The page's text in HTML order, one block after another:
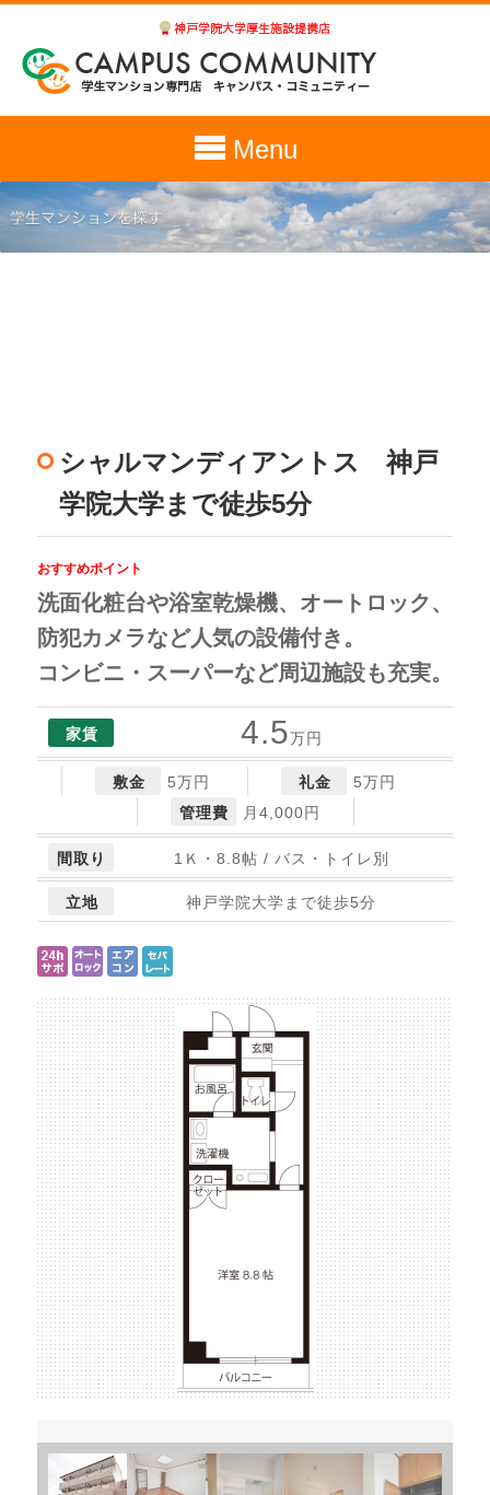
Menu
シャルマンディアントス 神戸
学院大学まで徒歩5分
おすすめポイント
洗面化粧台や浴室乾燥機、オートロック、
防犯カメラなど人気の設備付き。
コンビニ・スーパーなど周辺施設も充実。
家賃 4.5万円
敷金 5万円 礼金
5万円
管理費
月4,000円
間取り 1Ｋ・8.8帖 / バス・トイレ別
立地 神戸学院大学まで徒歩5分